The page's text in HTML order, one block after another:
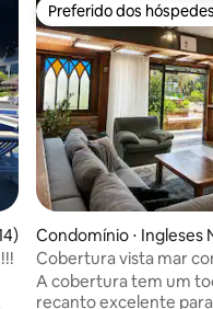
avaliação média de 5,
Preferido dos hóspedes
Preferido dos hóspedes
Condomínio ⋅ Ingleses
Cobertura vista mar
Ingleses
A cobertura tem um
recanto excelente